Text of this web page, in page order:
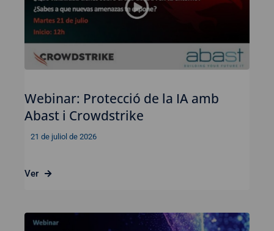
Webinar: Protecció de la IA amb
Abast i Crowdstrike
21 de juliol de 2026
Ver